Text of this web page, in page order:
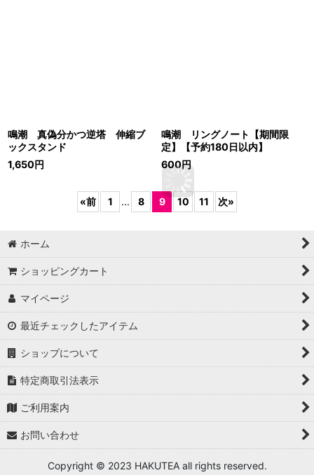
鳴潮 真偽分かつ逆塔 伸縮ブ
ックスタンド
1,650円
鳴潮 リングノート【期間限
定】【予約180日以内】
600円
«前 1 ... 8 9 10 11 次»
ホーム
ショッピングカート
マイページ
最近チェックしたアイテム
ショップについて
特定商取引法表示
ご利用案内
お問い合わせ
Copyright © 2023 HAKUTEA all rights reserved.